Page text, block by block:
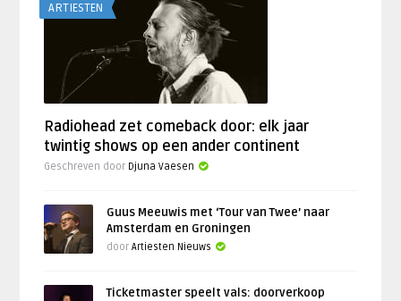
ARTIESTEN
Radiohead zet comeback door: elk jaar
twintig shows op een ander continent
Geschreven door Djuna Vaesen
Guus Meeuwis met ‘Tour van Twee’ naar
Amsterdam en Groningen
doorArtiesten Nieuws
Ticketmaster speelt vals: doorverkoop